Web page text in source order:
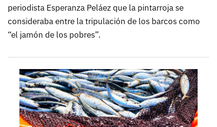
periodista Esperanza Peláez que la pintarroja se
consideraba entre la tripulación de los barcos como
“el jamón de los pobres”.